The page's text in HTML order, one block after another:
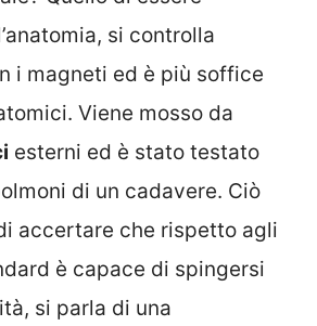
si controlla
i magneti ed è più soffice
Viene mosso da
esterni ed è stato testato
di un cadavere. Ciò
accertare che rispetto agli
è capace di spingersi
si parla di una